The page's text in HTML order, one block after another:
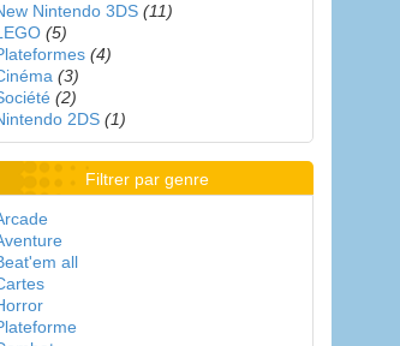
Nintendo 3DS (11)
(5)
(4)
(3)
(2)
2DS (1)
Filtrer par genre
all